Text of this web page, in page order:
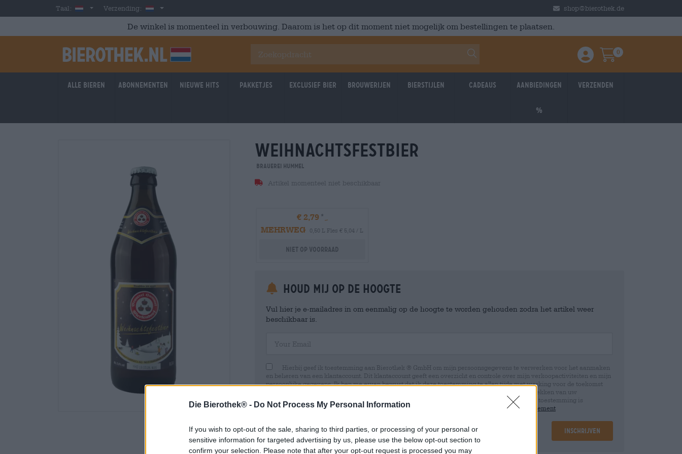
Die Bierothek® - Do Not Process My Personal Information
If you wish to opt-out of the sale, sharing to third parties, or processing of your personal or
sensitive information for targeted advertising by us, please use the below opt-out section to
confirm your selection. Please note that after your opt-out request is processed you may
Skip to main content
Taal: DutchVerzending: Nederland shop@bierothek.de
De winkel is momenteel in verbouwing. Daarom is het op dit moment niet mogelijk om bestellingen te plaatsen.
Einloggen / Anmelden
Warenkorb
0
Alle bieren Abonnementen Nieuwe hits Pakketjes Exclusief Bier Brouwerijen Bierstijlen Cadeaus Aanbiedingen
%
Verzenden
weihnachtsfestbier
Brauerei Hummel
Artikel momenteel niet beschikbaar
€ 2,79
MEHRWEG
0,50 L Fles € 5,04 / L
Niet op voorraad
Houd mij op de hoogte
Vul hier je e-mailadres in om eenmalig op de hoogte te worden gehouden zodra het artikel weer
beschikbaar is.
Hierbij geef ik toestemming aan Bierothek ® GmbH om mijn persoonsgegevens te verwerken voor het aanmaken
en beheren van een klantaccount. Dit klantaccount geeft een overzicht en controle over mijn verkoopactiviteiten en mijn
persoonlijke gegevens. Ik ben me ervan bewust dat ik deze toestemming te allen tijde met werking voor de toekomst
kan intrekken door een e-mail te sturen naar shop@bierothek.de. Wij informeren u dat het intrekken van uw
toestemming geen invloed heeft op de rechtmatigheid van de verwerking die op basis van uw toestemming is
uitgevoerd tot het moment van intrekking. Meer informatie vindt u in onze
data protection statement
Inschrijven